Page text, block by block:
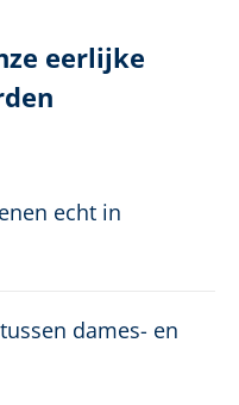
zonevlechtwerk
eerlijke
echt in
dames- en